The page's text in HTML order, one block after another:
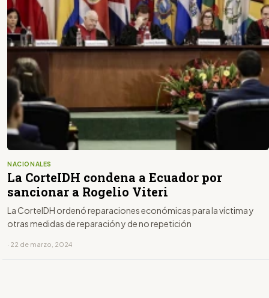
NACIONALES
La CorteIDH condena a Ecuador por
sancionar a Rogelio Viteri
La CorteIDH ordenó reparaciones económicas para la víctima y
otras medidas de reparación y de no repetición
· 22 de marzo, 2024